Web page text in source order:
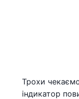
Трохи
індикатор